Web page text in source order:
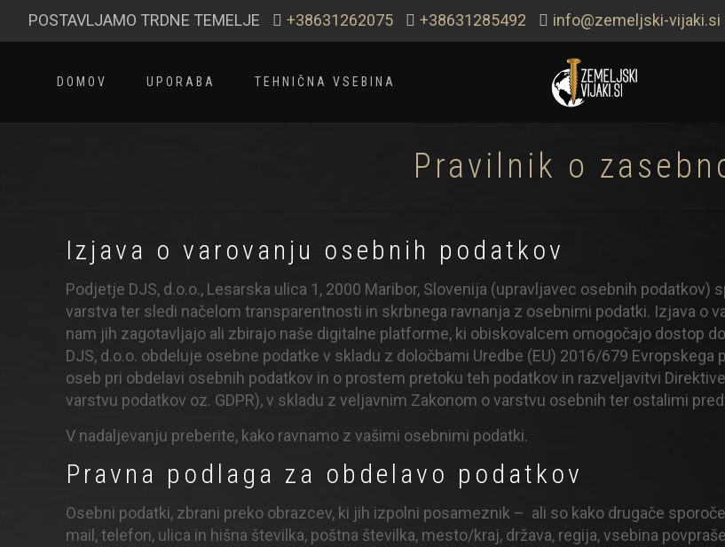
POSTAVLJAMO TRDNE TEMELJE +38631262075 +38631285492 info@zemeljski-vijaki.si
DOMOV UPORABA TEHNIČNA VSEBINA
Pravilnik o
Izjava o varovanju osebnih podatkov
Podjetje DJS, d.o.o., Lesarska ulica 1, 2000 Maribor, Slovenija (upravljavec osebnih
varstva ter sledi načelom transparentnosti in skrbnega ravnanja z osebnimi podatki. Izjava o
nam jih zagotavljajo ali zbirajo naše digitalne platforme, ki obiskovalcem omogočajo dostop
DJS, d.o.o. obdeluje osebne podatke v skladu z določbami Uredbe (EU) 2016/679
oseb pri obdelavi osebnih podatkov in o prostem pretoku teh podatkov in razveljavitvi
varstvu podatkov oz. GDPR), v skladu z veljavnim Zakonom o varstvu osebnih ter ostalimi
V nadaljevanju preberite, kako ravnamo z vašimi osebnimi podatki.
Pravna podlaga za obdelavo podatkov
Osebni podatki, zbrani preko obrazcev, ki jih izpolni posameznik – ali so kako drugače
mail, telefon, ulica in hišna številka, poštna številka, mesto/kraj, država, regija, vsebina